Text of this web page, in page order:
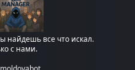
найдешь все что искал.
с нами.